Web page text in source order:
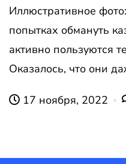
Иллюстративное
попытках обмануть
активно пользуются
Оказалось, что они
17 ноября, 2022